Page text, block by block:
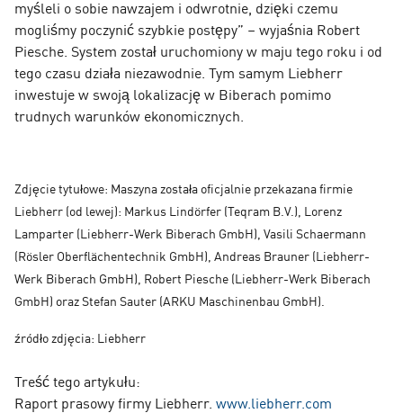
myśleli o sobie nawzajem i odwrotnie, dzięki czemu
mogliśmy poczynić szybkie postępy” – wyjaśnia Robert
Piesche. System został uruchomiony w maju tego roku i od
tego czasu działa niezawodnie. Tym samym Liebherr
inwestuje w swoją lokalizację w Biberach pomimo
trudnych warunków ekonomicznych.
Zdjęcie tytułowe: Maszyna została oficjalnie przekazana firmie
Liebherr (od lewej): Markus Lindörfer (Teqram B.V.), Lorenz
Lamparter (Liebherr-Werk Biberach GmbH), Vasili Schaermann
(Rösler Oberflächentechnik GmbH), Andreas Brauner (Liebherr-
Werk Biberach GmbH), Robert Piesche (Liebherr-Werk Biberach
GmbH) oraz Stefan Sauter (ARKU Maschinenbau GmbH).
źródło zdjęcia: Liebherr
Treść tego artykułu:
Raport prasowy firmy Liebherr. www.liebherr.com